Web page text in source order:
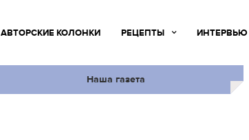
АВТОРСКИЕ КОЛОНКИ РЕЦЕПТЫ ИНТЕРВЬЮ
Наша газета